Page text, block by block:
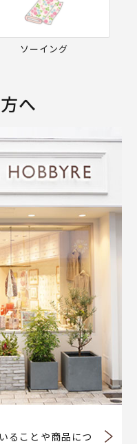
ソーイング
へ
ることや商品につ